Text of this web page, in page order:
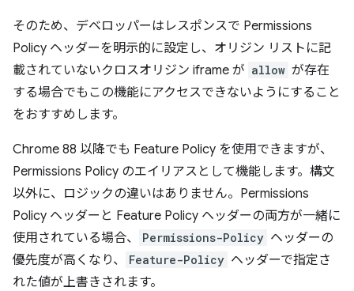
そのため、デベロッパーはレスポンスで Permissions
Policy ヘッダーを明示的に設定し、オリジン リストに記
載されていないクロスオリジン iframe が allow が存在
する場合でもこの機能にアクセスできないようにすること
をおすすめします。
Chrome 88 以降でも Feature Policy を使用できますが、
Permissions Policy のエイリアスとして機能します。構文
以外に、ロジックの違いはありません。Permissions
Policy ヘッダーと Feature Policy ヘッダーの両方が一緒に
使用されている場合、
Permissions-Policy ヘッダーの
優先度が高くなり、
Feature-Policy ヘッダーで指定さ
れた値が上書きされます。